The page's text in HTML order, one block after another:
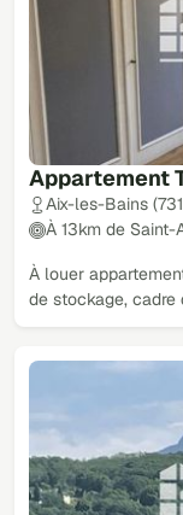
Appartement
Aix-les-Bains
À 13km de
À louer
de stockage, cadre